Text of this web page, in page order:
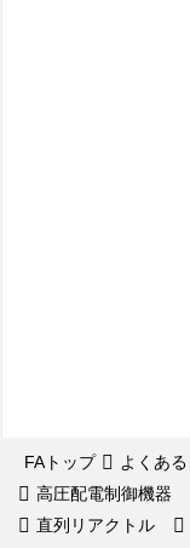
FAトップ よくあ
高圧配電制御機器
直列リアクトル